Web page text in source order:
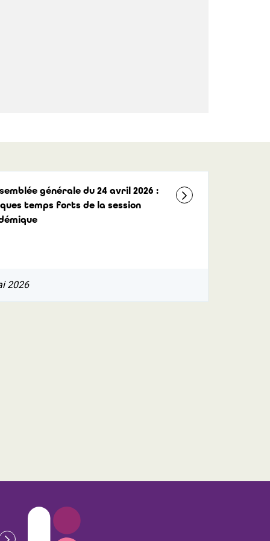
générale du 24 avril 2026 :
temps forts de la session
2026